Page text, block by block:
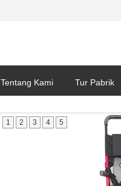
Tentang Kami Tur Pabrik
Kebijakan Privasi
1 2 3 4 5